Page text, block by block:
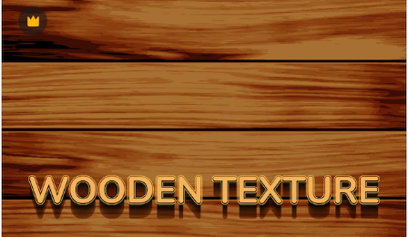
Premium